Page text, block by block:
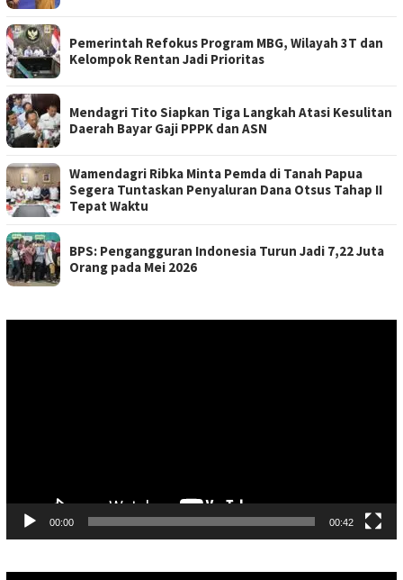
Pemerintah Refokus Program MBG, Wilayah 3T dan
Kelompok Rentan Jadi Prioritas
Mendagri Tito Siapkan Tiga Langkah Atasi Kesulitan
Daerah Bayar Gaji PPPK dan ASN
Wamendagri Ribka Minta Pemda di Tanah Papua
Segera Tuntaskan Penyaluran Dana Otsus Tahap II
Tepat Waktu
BPS: Pengangguran Indonesia Turun Jadi 7,22 Juta
Orang pada Mei 2026
00:00 00:42